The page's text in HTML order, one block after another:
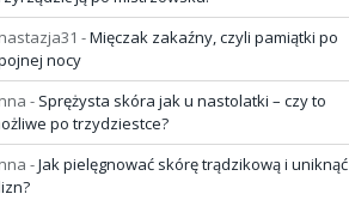
-Mięczak zakaźny, czyli pamiątki po
nocy
- Sprężysta skóra jak u nastolatki – czy to
po trzydziestce?
-Jak pielęgnować skórę trądzikową i uniknąć